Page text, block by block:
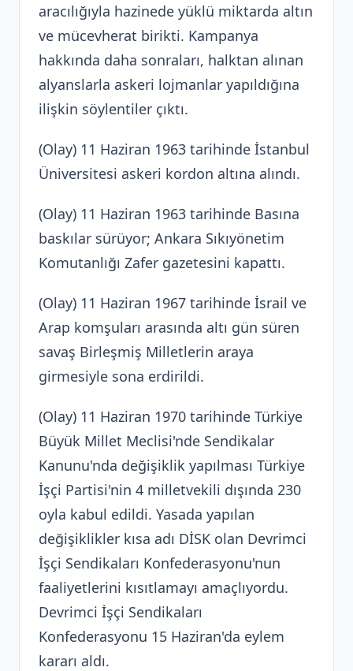
aracılığıyla hazinede yüklü miktarda altın
ve mücevherat birikti. Kampanya
hakkında daha sonraları, halktan alınan
alyanslarla askeri lojmanlar yapıldığına
ilişkin söylentiler çıktı.
(Olay) 11 Haziran 1963 tarihinde İstanbul
Üniversitesi askeri kordon altına alındı.
(Olay) 11 Haziran 1963 tarihinde Basına
baskılar sürüyor; Ankara Sıkıyönetim
Komutanlığı Zafer gazetesini kapattı.
(Olay) 11 Haziran 1967 tarihinde İsrail ve
Arap komşuları arasında altı gün süren
savaş Birleşmiş Milletlerin araya
girmesiyle sona erdirildi.
(Olay) 11 Haziran 1970 tarihinde Türkiye
Büyük Millet Meclisi'nde Sendikalar
Kanunu'nda değişiklik yapılması Türkiye
İşçi Partisi'nin 4 milletvekili dışında 230
oyla kabul edildi. Yasada yapılan
değişiklikler kısa adı DİSK olan Devrimci
İşçi Sendikaları Konfederasyonu'nun
faaliyetlerini kısıtlamayı amaçlıyordu.
Devrimci İşçi Sendikaları
Konfederasyonu 15 Haziran'da eylem
kararı aldı.